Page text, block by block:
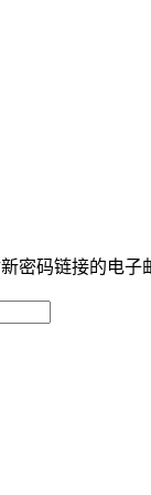
密码链接的电子